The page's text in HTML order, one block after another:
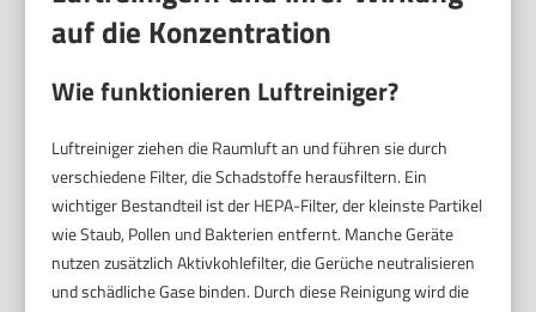
auf die Konzentration
Wie funktionieren Luftreiniger?
Luftreiniger ziehen die Raumluft an und führen sie durch
verschiedene Filter, die Schadstoffe herausfiltern. Ein
wichtiger Bestandteil ist der HEPA-Filter, der kleinste Partikel
wie Staub, Pollen und Bakterien entfernt. Manche Geräte
nutzen zusätzlich Aktivkohlefilter, die Gerüche neutralisieren
und schädliche Gase binden. Durch diese Reinigung wird die